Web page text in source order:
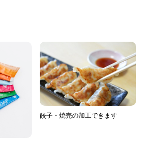
餃子・焼売の加工できます